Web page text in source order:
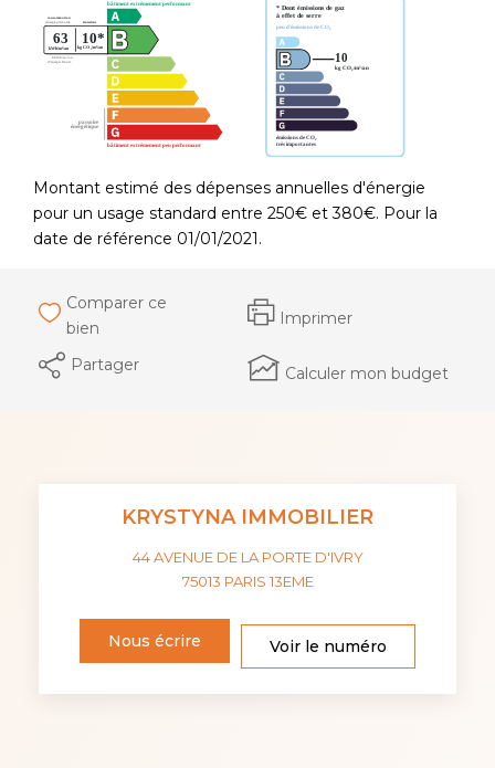
Montant estimé des dépenses annuelles d'énergie
pour un usage standard entre 250€ et 380€. Pour la
date de référence 01/01/2021.
Comparer ce
bien
Imprimer
Partager Calculer mon budget
KRYSTYNA IMMOBILIER
44 AVENUE DE LA PORTE D'IVRY
75013 PARIS 13EME
Nous écrire Voir le numéro